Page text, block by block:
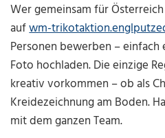
Wer gemeinsam für
aufwm-
Personen bewerben –
Foto hochladen. Die einzige
kreativ vorkommen – ob als
Kreidezeichnung am Boden.
mit dem ganzen Team.